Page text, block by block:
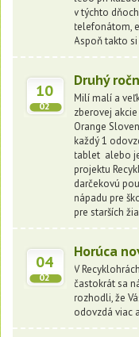
v týchto
telefonátom,
Aspoň takto
10
02
Druhý
Milí malí a
zberovej
Orange
každý 1
tablet alebo
projektu
darčekovú
nápadu pre
pre starších
04
02
Horúca
V
častokrát sa
rozhodli, že
odovzdá viac